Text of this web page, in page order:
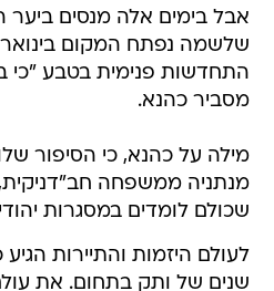
אבל בימים אלה מנסים ביער
התחדשות פנימית בטבע "כי
מסביר כהנא.
מנתניה ממשפחה חב"דניקית,
שכולם לומדים במסגרות
שנים של ותק בתחום. את